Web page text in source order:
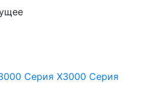
Серия Х3000 Серия